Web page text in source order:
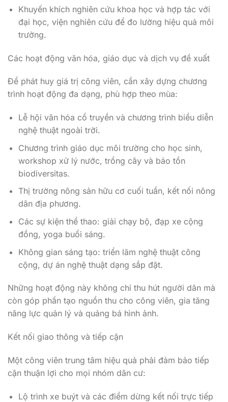
Khuyến khích nghiên cứu khoa học và hợp tác với
đại học, viện nghiên cứu để đo lường hiệu quả môi
trường.
Các hoạt động văn hóa, giáo dục và dịch vụ đề xuất
Để phát huy giá trị công viên, cần xây dựng chương
trình hoạt động đa dạng, phù hợp theo mùa:
Lễ hội văn hóa cổ truyền và chương trình biểu diễn
nghệ thuật ngoài trời.
Chương trình giáo dục môi trường cho học sinh,
workshop xử lý nước, trồng cây và bảo tồn
biodiversitas.
Thị trường nông sản hữu cơ cuối tuần, kết nối nông
dân địa phương.
Các sự kiện thể thao: giải chạy bộ, đạp xe cộng
đồng, yoga buổi sáng.
Không gian sáng tạo: triển lãm nghệ thuật công
cộng, dự án nghệ thuật dạng sắp đặt.
Những hoạt động này không chỉ thu hút người dân mà
còn góp phần tạo nguồn thu cho công viên, gia tăng
năng lực quản lý và quảng bá hình ảnh.
Kết nối giao thông và tiếp cận
Một công viên trung tâm hiệu quả phải đảm bảo tiếp
cận thuận lợi cho mọi nhóm dân cư:
Lộ trình xe buýt và các điểm dừng kết nối trực tiếp